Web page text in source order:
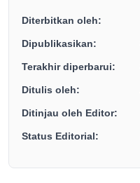
Diterbitkan oleh:
Dipublikasikan:
Terakhir diperbarui:
Ditulis oleh:
Ditinjau oleh Editor:
Status Editorial: